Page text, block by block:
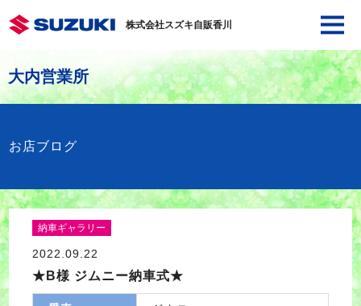
株式会社スズキ自販香川
大内営業所
お店ブログ
納車ギャラリー
2022.09.22
★B様 ジムニー納車式★